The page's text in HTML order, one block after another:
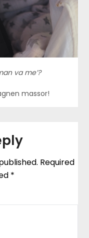
va me’?
massor!
Required
*